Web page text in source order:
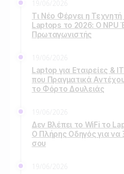
19/06/2026
Τι Νέο Φέρνει η
Laptops το 2026: Ο NPU
Πρωταγωνιστής
19/06/2026
Laptop για Εταιρείες &
που Πραγματικά
το Φόρτο Δουλειάς
19/06/2026
Δεν Βλέπει το WiFi το
Ο Πλήρης Οδηγός για να
σου
19/06/2026